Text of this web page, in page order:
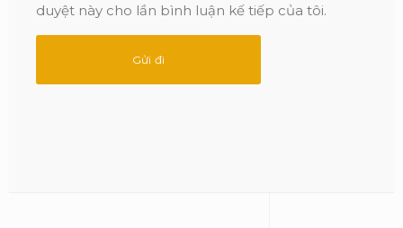
duyệt này cho lần bình luận kế tiếp của tôi.